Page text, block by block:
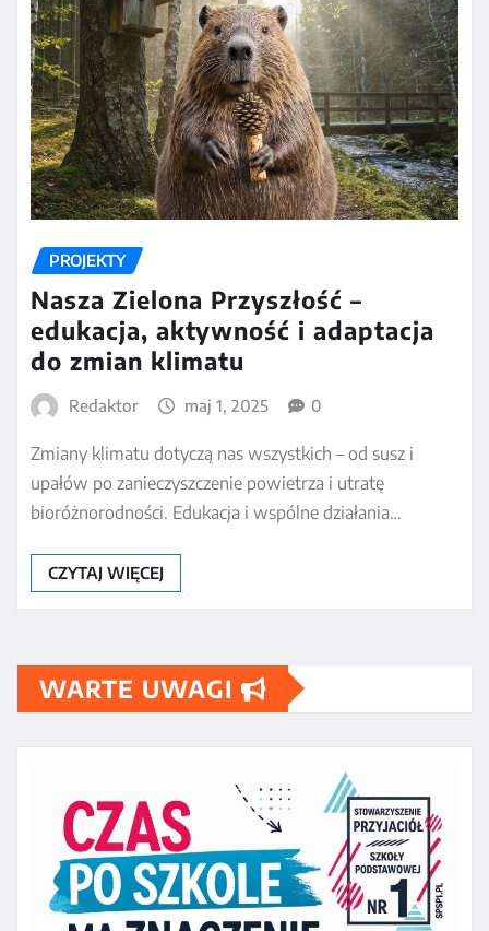
PROJEKTY
Nasza Zielona Przyszłość –
edukacja, aktywność i adaptacja
do zmian klimatu
Redaktor maj 1, 2025 0
Zmiany klimatu dotyczą nas wszystkich – od susz i
upałów po zanieczyszczenie powietrza i utratę
bioróżnorodności. Edukacja i wspólne działania…
CZYTAJ WIĘCEJ
WARTE UWAGI